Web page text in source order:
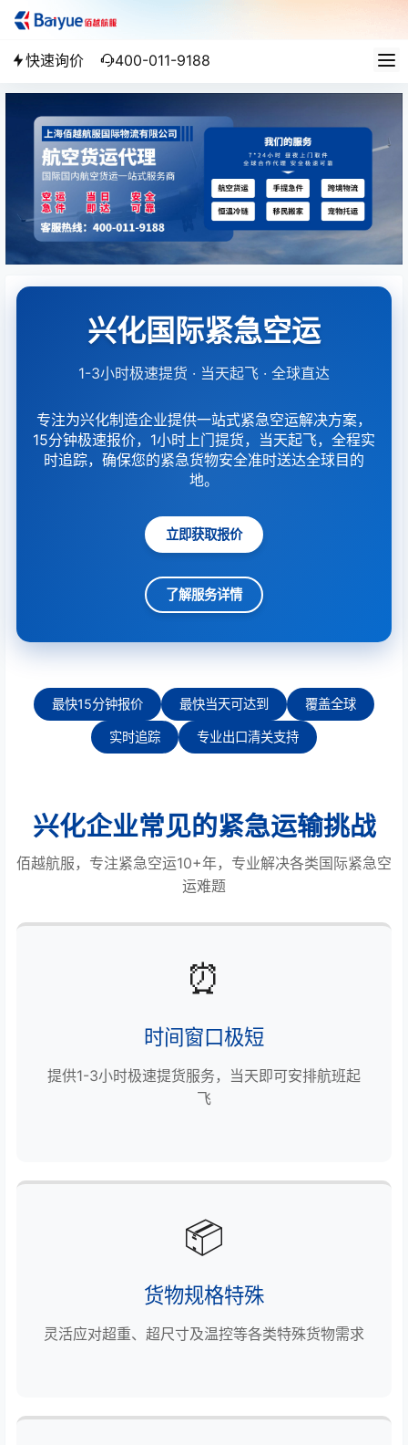
快速询价 400-011-9188
兴化国际紧急空运
1-3小时极速提货 · 当天起飞 · 全球直达
专注为兴化制造企业提供一站式紧急空运解决方案，
15分钟极速报价，1小时上门提货，当天起飞，全程实
时追踪，确保您的紧急货物安全准时送达全球目的
地。
立即获取报价
了解服务详情
最快15分钟报价 最快当天可达到 覆盖全球
实时追踪 专业出口清关支持
兴化企业常见的紧急运输挑战
佰越航服，专注紧急空运10+年，专业解决各类国际紧急空
运难题
⏰
时间窗口极短
提供1-3小时极速提货服务，当天即可安排航班起
飞
📦
货物规格特殊
灵活应对超重、超尺寸及温控等各类特殊货物需求